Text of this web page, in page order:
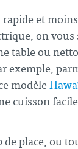
et
on vous
table ou
exemple,
modèle
cuisson
de place, ou